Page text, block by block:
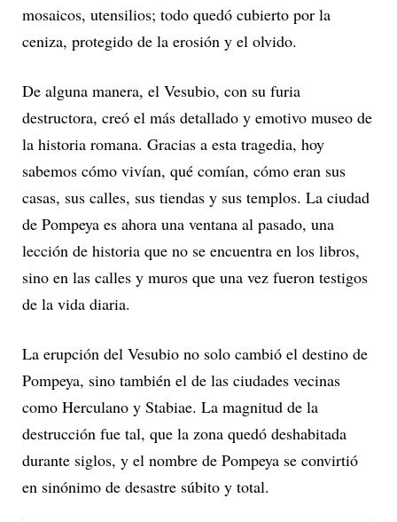
mosaicos, utensilios; todo quedó cubierto por la
ceniza, protegido de la erosión y el olvido.
De alguna manera, el Vesubio, con su furia
destructora, creó el más detallado y emotivo museo de
la historia romana. Gracias a esta tragedia, hoy
sabemos cómo vivían, qué comían, cómo eran sus
casas, sus calles, sus tiendas y sus templos. La ciudad
de Pompeya es ahora una ventana al pasado, una
lección de historia que no se encuentra en los libros,
sino en las calles y muros que una vez fueron testigos
de la vida diaria.
La erupción del Vesubio no solo cambió el destino de
Pompeya, sino también el de las ciudades vecinas
como Herculano y Stabiae. La magnitud de la
destrucción fue tal, que la zona quedó deshabitada
durante siglos, y el nombre de Pompeya se convirtió
en sinónimo de desastre súbito y total.